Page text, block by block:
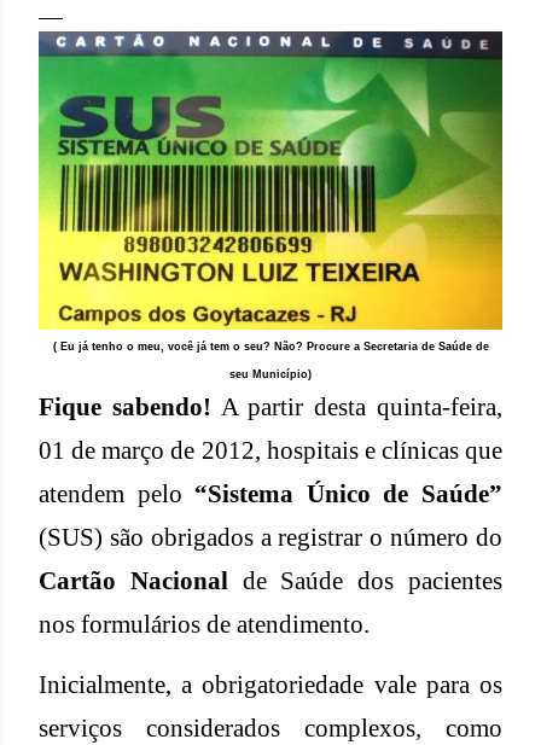
( Eu já tenho o meu, você já tem o seu? Não? Procure a Secretaria de Saúde de
seu Município)
Fique sabendo! A partir desta quinta-feira,
01 de março de 2012, hospitais e clínicas que
atendem pelo “Sistema Único de Saúde”
(SUS) são obrigados a registrar o número do
Cartão Nacionalde Saúde dos pacientes
nos formulários de atendimento.
Inicialmente, a obrigatoriedade vale para os
serviços considerados complexos, como